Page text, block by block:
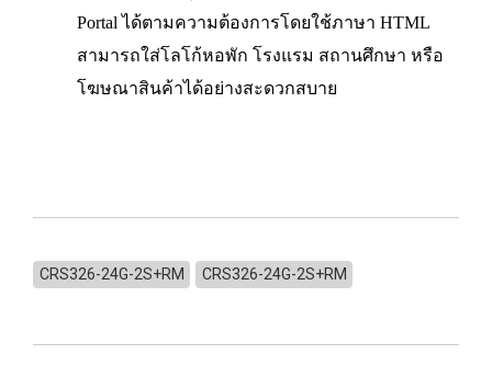
Portal ได้ตามความต้องการโดยใช้ภาษา HTML
สามารถใส่โลโก้หอพัก โรงแรม สถานศึกษา หรือ
โฆษณาสินค้าได้อย่างสะดวกสบาย
CRS326-24G-2S+RM CRS326-24G-2S+RM